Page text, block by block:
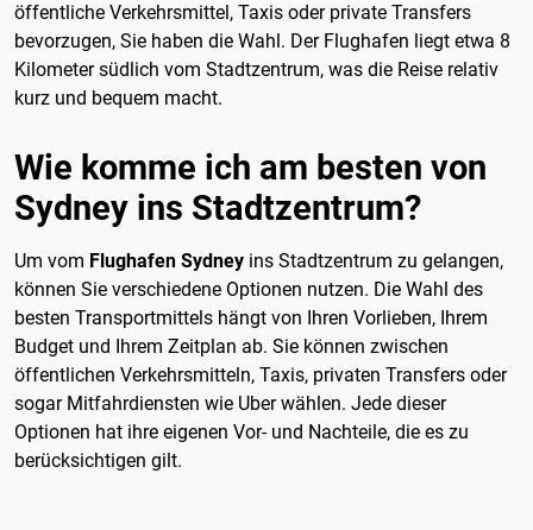
öffentliche Verkehrsmittel, Taxis oder private Transfers
bevorzugen, Sie haben die Wahl. Der Flughafen liegt etwa 8
Kilometer südlich vom Stadtzentrum, was die Reise relativ
kurz und bequem macht.
Wie komme ich am besten von
Sydney ins Stadtzentrum?
Um vom Flughafen Sydney ins Stadtzentrum zu gelangen,
können Sie verschiedene Optionen nutzen. Die Wahl des
besten Transportmittels hängt von Ihren Vorlieben, Ihrem
Budget und Ihrem Zeitplan ab. Sie können zwischen
öffentlichen Verkehrsmitteln, Taxis, privaten Transfers oder
sogar Mitfahrdiensten wie Uber wählen. Jede dieser
Optionen hat ihre eigenen Vor- und Nachteile, die es zu
berücksichtigen gilt.